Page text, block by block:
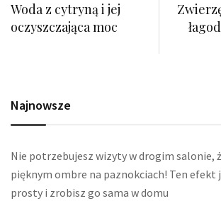
Woda z cytryną i jej
oczyszczająca moc
Najnowsze
Nie potrzebujesz wizyty w drogim salonie,
pięknym ombre na paznokciach! Ten efekt
prosty i zrobisz go sama w domu